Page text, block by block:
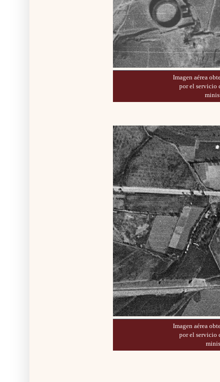
Imagen aérea
por el servicio
Imagen aérea
por el servicio